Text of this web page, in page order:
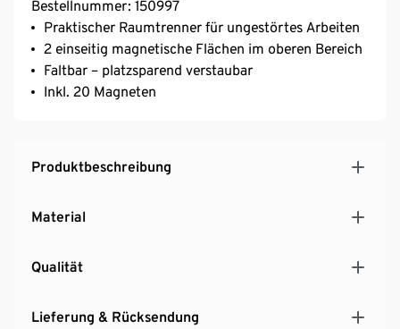
Bestellnummer: 150997
Praktischer Raumtrenner für ungestörtes Arbeiten
2 einseitig magnetische Flächen im oberen Bereich
Faltbar – platzsparend verstaubar
Inkl. 20 Magneten
Produktbeschreibung
Material
Qualität
Lieferung & Rücksendung